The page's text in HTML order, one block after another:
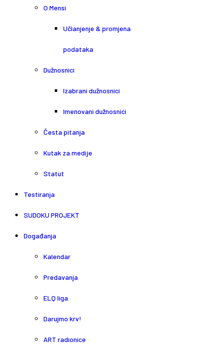
O Mensi
Učlanjenje & promjena
podataka
Dužnosnici
Izabrani dužnosnici
Imenovani dužnosnici
Česta pitanja
Kutak za medije
Statut
Testiranja
SUDOKU PROJEKT
Događanja
Kalendar
Predavanja
ELQ liga
Darujmo krv!
ART radionice